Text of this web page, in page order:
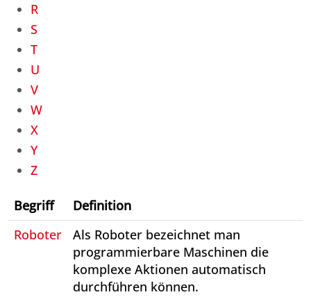
R
S
T
U
V
W
X
Y
Z
Begriff
Definition
Roboter
Als Roboter bezeichnet man
programmierbare Maschinen die
komplexe Aktionen automatisch
durchführen können.